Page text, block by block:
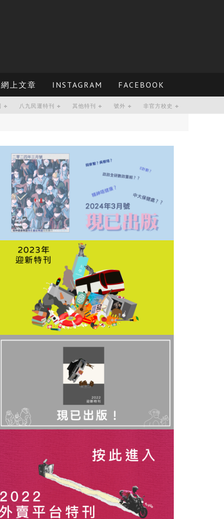
網上文章 INSTAGRAM FACEBOOK
八九民運特刊 其他特刊 號外 非官方校史